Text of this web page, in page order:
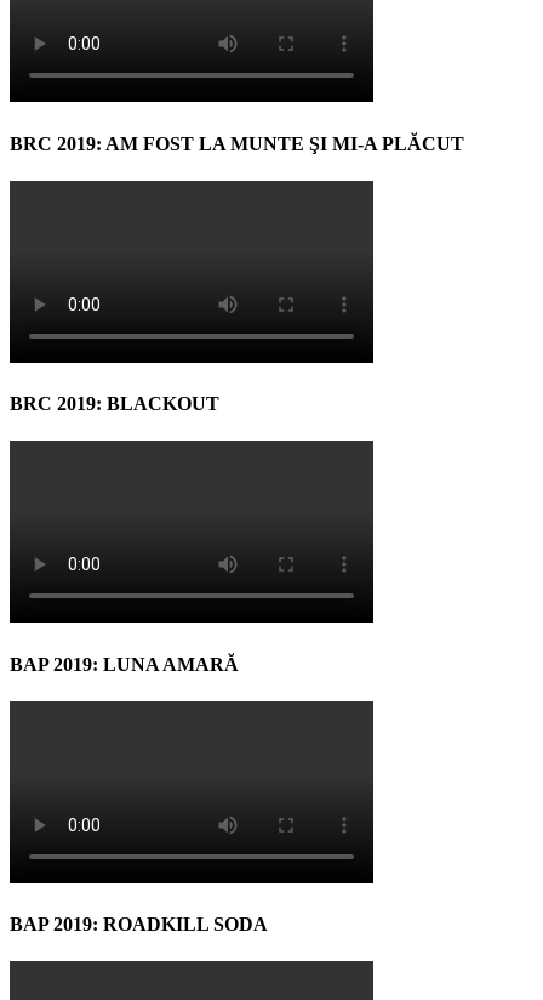
BRC 2019: AM FOST LA MUNTE ŞI MI-A PLĂCUT
BRC 2019: BLACKOUT
BAP 2019: LUNA AMARĂ
BAP 2019: ROADKILL SODA